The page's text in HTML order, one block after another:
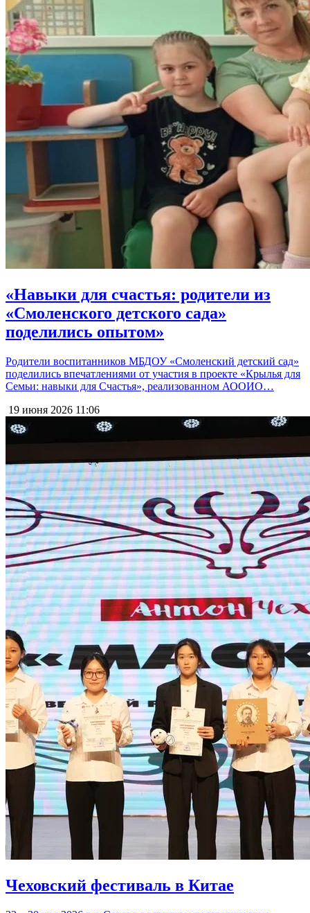
«Навыки для счастья: родители из
«Смоленского детского сада»
поделились опытом»
Родители воспитанников МБДОУ «Смоленский детский сад»
поделились впечатлениями от участия в проекте «Крылья для
Семьи: навыки для Счастья», реализованном АООИО…
19 июня 2026 11:06
Чеховский фестиваль в Китае